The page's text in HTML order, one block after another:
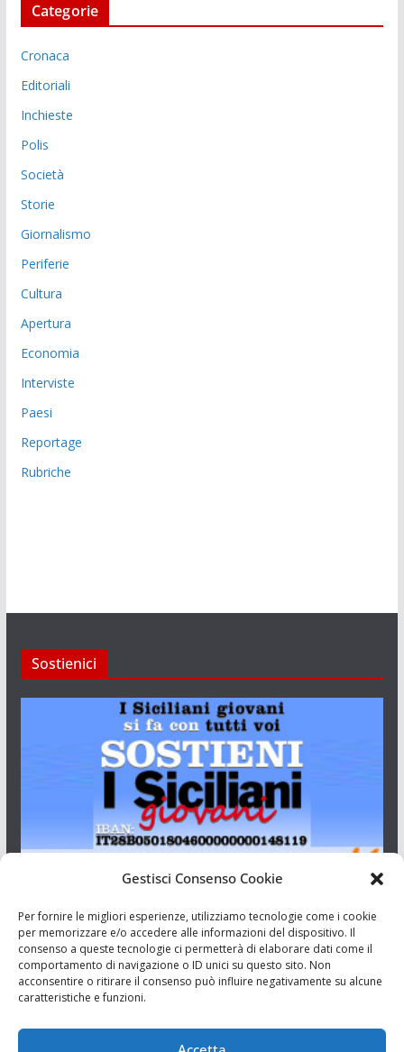
Gestisci Consenso Cookie
Per fornire le migliori esperienze, utilizziamo tecnologie come i cookie
per memorizzare e/o accedere alle informazioni del dispositivo. Il
consenso a queste tecnologie ci permetterà di elaborare dati come il
comportamento di navigazione o ID unici su questo sito. Non
acconsentire o ritirare il consenso può influire negativamente su alcune
caratteristiche e funzioni.
Categorie
Cronaca
Editoriali
Inchieste
Polis
Società
Storie
Giornalismo
Periferie
Cultura
Apertura
Economia
Interviste
Paesi
Reportage
Rubriche
Sostienici
Aut. del tribunale di Catania n.23/2011 del 20/09/2011 Dir.
Resp. Riccardo Orioles.
Associazione Culturale I Siciliani Giovani